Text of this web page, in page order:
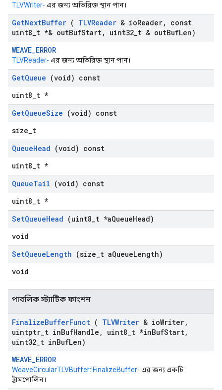
TLVWriter- এর জন্য অতিরিক্ত স্থান পান।
GetNextBuffer ( TLVReader & ioReader,
const
uint8 t *& outBufStart, uint32 t & outBufLen)
WEAVE_ERROR
TLVReader- এর জন্য অতিরিক্ত স্থান পান।
GetQueue (void) const
uint8_t *
GetQueueSize (void) const
size_t
QueueHead (void) const
uint8_t *
QueueTail (void) const
uint8_t *
SetQueueHead (uint8 t *aQueueHead)
void
SetQueueLength (size t aQueueLength)
void
পাবলিক স্ট্যাটিক ফাংশন
FinalizeBufferFunct ( TLVWriter & ioWriter,
uintptr t inBufHandle , uint8 t *inBufStart,
uint32 t inBufLen)
WEAVE_ERROR
WeaveCircularTLVBuffer::FinalizeBuffer- এর জন্য একটি
ট্রামপোলিন।